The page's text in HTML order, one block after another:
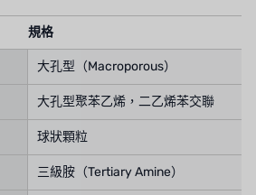
規格
大孔型（Macroporous）
大孔型聚苯乙烯，二乙烯苯交聯
球狀顆粒
三級胺（Tertiary Amine）